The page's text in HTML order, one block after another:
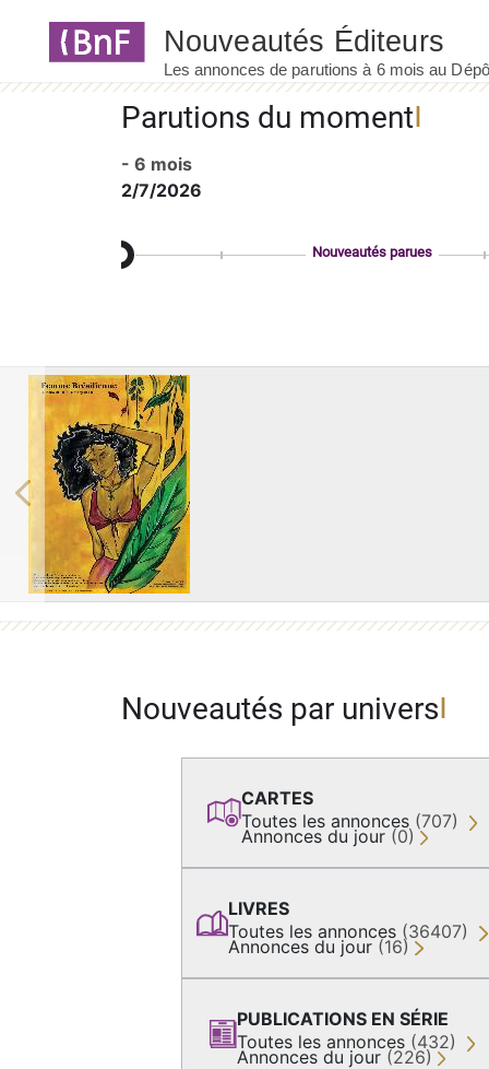
Parutions du moment
- 6 mois
2/7/2026
Nouveautés parues
Previous
Nouveautés par univers
CARTES
Toutes les annonces (707)
Annonces du jour (0)
LIVRES
Toutes les annonces (36407)
Annonces du jour (16)
PUBLICATIONS EN SÉRIE
Toutes les annonces (432)
Annonces du jour (226)